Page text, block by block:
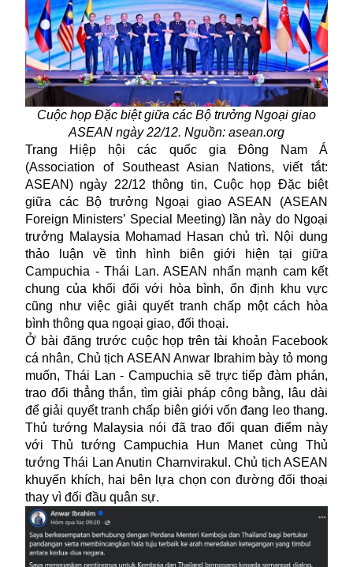
Cuộc họp Đặc biệt giữa các Bộ trưởng Ngoại giao
ASEAN ngày 22/12. Nguồn: asean.org
Trang Hiệp hội các quốc gia Đông Nam Á
(Association of Southeast Asian Nations, viết tắt:
ASEAN) ngày 22/12 thông tin, Cuộc họp Đặc biệt
giữa các Bộ trưởng Ngoại giao ASEAN (ASEAN
Foreign Ministers’ Special Meeting) lần này do Ngoại
trưởng Malaysia Mohamad Hasan chủ trì. Nội dung
thảo luận về tình hình biên giới hiện tại giữa
Campuchia - Thái Lan. ASEAN nhấn mạnh cam kết
chung của khối đối với hòa bình, ổn định khu vực
cũng như việc giải quyết tranh chấp một cách hòa
bình thông qua ngoại giao, đối thoại.
Ở bài đăng trước cuộc họp trên tài khoản Facebook
cá nhân, Chủ tịch ASEAN Anwar Ibrahim bày tỏ mong
muốn, Thái Lan - Campuchia sẽ trực tiếp đàm phán,
trao đổi thẳng thắn, tìm giải pháp công bằng, lâu dài
để giải quyết tranh chấp biên giới vốn đang leo thang.
Thủ tướng Malaysia nói đã trao đổi quan điểm này
với Thủ tướng Campuchia Hun Manet cùng Thủ
tướng Thái Lan Anutin Charnvirakul. Chủ tịch ASEAN
khuyến khích, hai bên lựa chọn con đường đối thoại
thay vì đối đầu quân sự.